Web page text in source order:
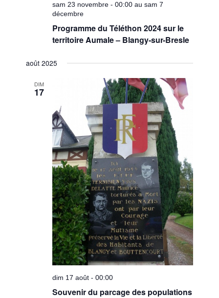
sam 23 novembre - 00:00 au sam 7
décembre
Programme du Téléthon 2024 sur le
territoire Aumale – Blangy-sur-Bresle
août 2025
DIM
17
dim 17 août - 00:00
Souvenir du parcage des populations